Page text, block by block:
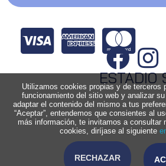
ESTADIO
Utilizamos cookies propias y de terceros
funcionamiento del sitio web y analizar
adaptar el contenido del mismo a tus
“Aceptar”, entendemos que consientes al
más información, te invitamos a consultar
cookies, diríjase al siguiente
RECHAZAR